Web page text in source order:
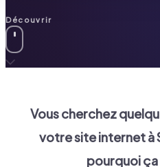
Découvrir
Vous cherchez
votre site internet à
pourquoi